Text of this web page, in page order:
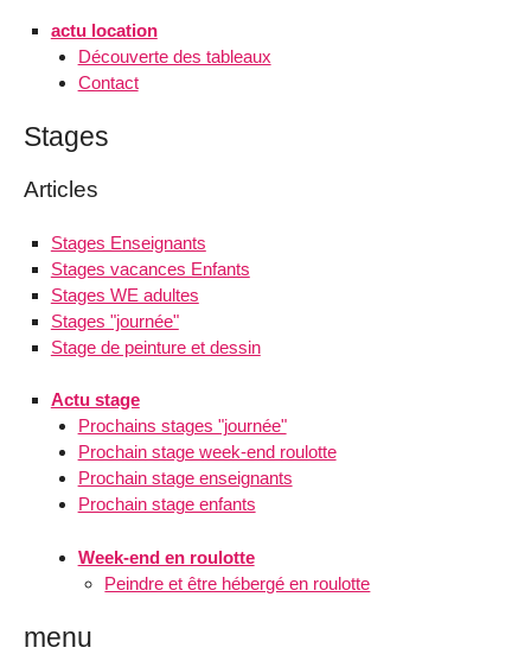
actu location
Découverte des tableaux
Contact
Stages
Articles
Stages Enseignants
Stages vacances Enfants
Stages WE adultes
Stages "journée"
Stage de peinture et dessin
Actu stage
Prochains stages "journée"
Prochain stage week-end roulotte
Prochain stage enseignants
Prochain stage enfants
Week-end en roulotte
Peindre et être hébergé en roulotte
menu